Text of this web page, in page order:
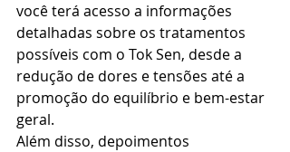
você terá acesso a informações
detalhadas sobre os tratamentos
possíveis com o Tok Sen, desde a
redução de dores e tensões até a
promoção do equilíbrio e bem-estar
geral.
Além disso, depoimentos